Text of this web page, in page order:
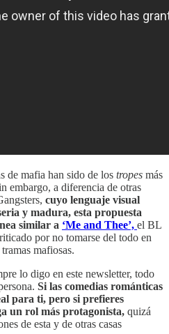
de mafia han sido de los tropes más
embargo, a diferencia de otras
cuyo lenguaje visual
y madura, esta propuesta
similar a ‘Me and Thee’, el BL
por no tomarse del todo en
mafiosas.
lo digo en este newsletter, todo
Si las comedias románticas
para ti, pero si prefieres
un rol más protagonista, quizá
de esta y de otras casas